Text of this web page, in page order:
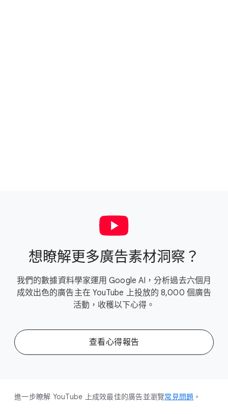
想​瞭解​更多​廣告素材​洞察？
我們​的​數據​資料​學家​運用 Google AI，​分析​過去​六​個​月​
成效​出色​的​廣告​主​在 YouTube 上​投放​的 8​,000 個​廣告​
活動，​收穫​以下​心得。
查​看心得​報告
進一步​瞭解 YouTube 上​成效​最佳​的​廣告​並​瀏覽​常見​問題 。